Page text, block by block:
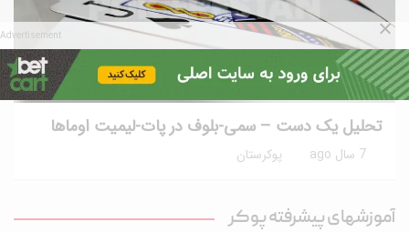
آموزش پوکر اوماها تحلیل دست‌ها
تحلیل یک دست – سمی-بلوف در پات-لیمیت اوماها
7 سال ago پوکرستان
آموزشهای پیشرفته پوکر
Advertisement